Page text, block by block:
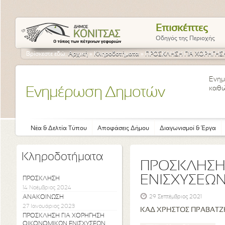
Επισκέπτες
Οδηγός της Περιοχής
Βρίσκεστε εδώ:Αρχική » Κληροδοτήματα » ΠΡΟΣΚΛΗΣΗ ΓΙΑ
Ενημέρωση Δημοτών
Νέα & Δελτία Τύπου Αποφάσεις Δήμου Διαγωνισμοί & Έργα
Κληροδοτήματα
ΠΡΟΣΚΛΗΣΗ
14 Νοέμβριος 2024
ΑΝΑΚΟΙΝΩΣΗ
27 Ιανουάριος 2023
ΠΡΟΣΚΛΗΣΗ ΓΙΑ ΧΟΡΗΓΗΣΗ
29 Σεπτέμβριος 2021
ΚΑΔ ΧΡΗΣΤΟΣ